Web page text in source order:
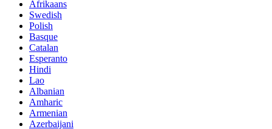
Afrikaans
Swedish
Polish
Basque
Catalan
Esperanto
Hindi
Lao
Albanian
Amharic
Armenian
Azerbaijani